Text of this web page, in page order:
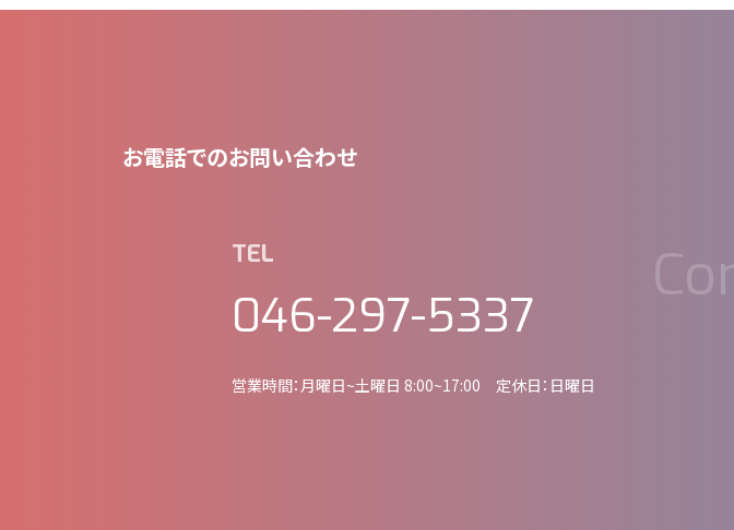
お電話でのお問い合わせ
TEL
046-297-5337
営業時間：月曜日~土曜日 8:00~17:00 定休日：日曜日